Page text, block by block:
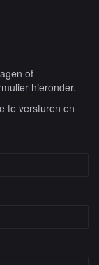
of
hieronder.
te versturen en